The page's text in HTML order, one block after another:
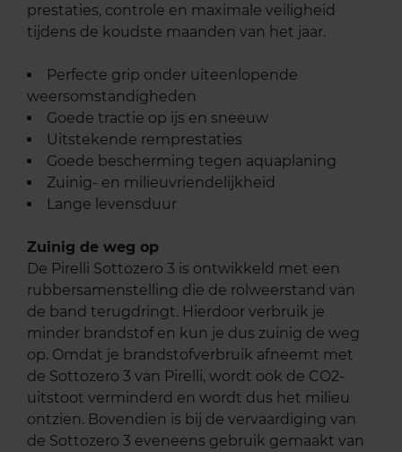
prestaties, controle en maximale veiligheid
tijdens de koudste maanden van het jaar.
Perfecte grip onder uiteenlopende
weersomstandigheden
Goede tractie op ijs en sneeuw
Uitstekende remprestaties
Goede bescherming tegen aquaplaning
Zuinig- en milieuvriendelijkheid
Lange levensduur
Zuinig de weg op
De Pirelli Sottozero 3 is ontwikkeld met een
rubbersamenstelling die de rolweerstand van
de band terugdringt. Hierdoor verbruik je
minder brandstof en kun je dus zuinig de weg
op. Omdat je brandstofverbruik afneemt met
de Sottozero 3 van Pirelli, wordt ook de CO2-
uitstoot verminderd en wordt dus het milieu
ontzien. Bovendien is bij de vervaardiging van
de Sottozero 3 eveneens gebruik gemaakt van